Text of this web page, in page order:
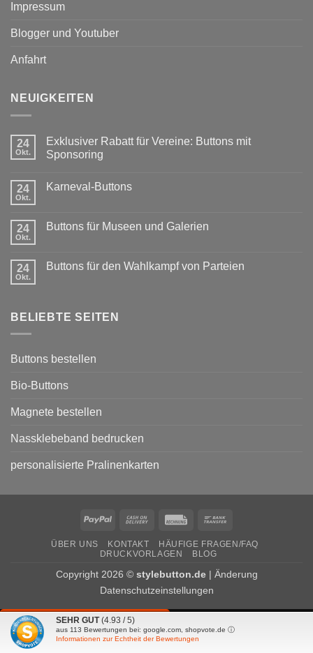
Impressum
Blogger und Youtuber
Anfahrt
NEUIGKEITEN
24
Okt.
Exklusiver Rabatt für Vereine: Buttons mit
Sponsoring
zu
Vereine:
Buttons
24
Okt.
Karneval-Buttons
Karneval-
24
Okt.
Buttons für Museen und Galerien
Buttons
24
Okt.
Buttons für den Wahlkampf von Parteien
für
BELIEBTE SEITEN
Buttons bestellen
Bio-Buttons
Magnete bestellen
Nassklebeband bedrucken
personalisierte Pralinenkarten
PayPal
Cash
Delivery
Rechung
ÜBER UNS KONTAKT
HÄUFIGE FRAGEN/FAQ
DRUCKVORLAGEN
BLOG
Copyright 2026 © stylebutton.de| Änderung
Datenschutzeinstellungen
VERTRAG WIDERRUFEN
SEHR GUT (4.93 / 5)
aus 113 Bewertungen bei: google.com, shopvote.de ⓘ
Informationen zur Echtheit der Bewertungen